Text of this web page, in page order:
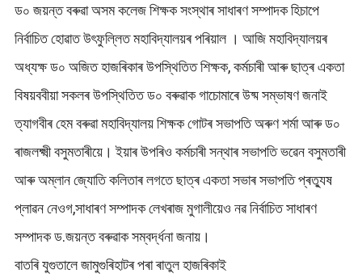
ড০ জয়ন্ত বৰুৱা অসম কলেজ শিক্ষক সংস্থাৰ সাধাৰণ সম্পাদক হিচাপে
নিৰ্বাচিত হোৱাত উৎফুল্লিত মহাবিদ্যালয়ৰ পৰিয়াল । আজি মহাবিদ্যালয়ৰ
অধ্যক্ষ ড০ অজিত হাজৰিকাৰ উপস্থিতিত শিক্ষক, কৰ্মচাৰী আৰু ছাত্ৰ একতা
বিষয়ববীয়া সকলৰ উপস্থিতিত ড০ বৰুৱাক গাচোমাৰে উষ্ম সম্ভাষণ জনাই
ত্যাগবীৰ হেম বৰুৱা মহাবিদ্যালয় শিক্ষক গোটৰ সভাপতি অৰুণ শৰ্মা আৰু ড০
ৰাজলক্ষ্মী বসুমতাৰীয়ে। ইয়াৰ উপৰিও কৰ্মচাৰী সন্থাৰ সভাপতি ভৱেন বসুমতাৰী
আৰু অম্লান জ্যোতি কলিতাৰ লগতে ছাত্ৰ একতা সভাৰ সভাপতি প্ৰত্যুষ
প্লাৱন নেওগ,সাধাৰণ সম্পাদক লেখৰাজ মুগালীয়েও নৱ নিৰ্বাচিত সাধাৰণ
সম্পাদক ড.জয়ন্ত বৰুৱাক সম্বৰ্দ্ধনা জনায়।
বাতৰি যুগুতালে জামুগুৰিহাটৰ পৰা ৰাতুল হাজৰিকাই